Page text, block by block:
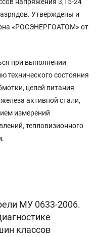
Утверждены и
«РОСЭНЕРГОАТОМ» от
при выполнении
технического состояния
цепей питания
активной стали,
измерений
тепловизионного
МУ 0633-2006.
классов